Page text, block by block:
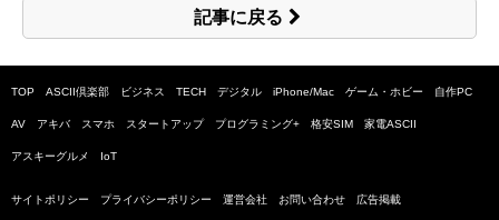
記事に戻る
TOP ASCII倶楽部 ビジネス TECH デジタル iPhone/Mac ゲーム・ホビー 自作PC
AV アキバ スマホ スタートアップ プログラミング+ 格安SIM 家電ASCII
アスキーグルメ IoT
サイトポリシー プライバシーポリシー 運営会社 お問い合わせ 広告掲載